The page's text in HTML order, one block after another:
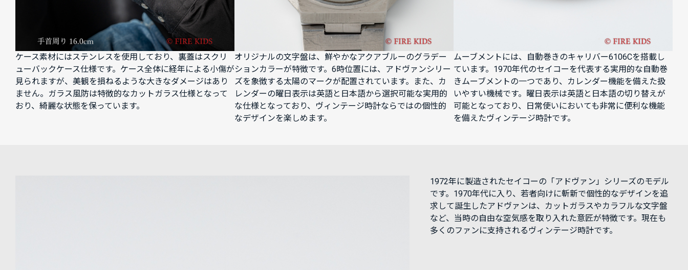
ケース素材にはステンレスを使用しており、裏蓋はスクリ
ューバックケース仕様です。ケース全体に経年による小傷が
見られますが、美観を損ねるような大きなダメージはあり
ません。ガラス風防は特徴的なカットガラス仕様となって
おり、綺麗な状態を保っています。
オリジナルの文字盤は、鮮やかなアクアブルーのグラデー
ションカラーが特徴です。6時位置には、アドヴァンシリー
ズを象徴する太陽のマークが配置されています。また、カ
レンダーの曜日表示は英語と日本語から選択可能な実用的
な仕様となっており、ヴィンテージ時計ならではの個性的
なデザインを楽しめます。
ムーブメントには、自動巻きのキャリバー6106Cを搭載し
ています。1970年代のセイコーを代表する実用的な自動巻
きムーブメントの一つであり、カレンダー機能を備えた扱
いやすい機械です。曜日表示は英語と日本語の切り替えが
可能となっており、日常使いにおいても非常に便利な機能
を備えたヴィンテージ時計です。
1972年に製造されたセイコーの「アドヴァン」シリーズのモデル
です。1970年代に入り、若者向けに斬新で個性的なデザインを追
求して誕生したアドヴァンは、カットガラスやカラフルな文字盤
など、当時の自由な空気感を取り入れた意匠が特徴です。現在も
多くのファンに支持されるヴィンテージ時計です。